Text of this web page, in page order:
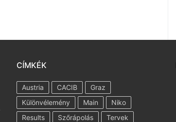
CÍMKÉK
Austria CACIB
Graz
Különvélemény
Main
Niko
Results
Szőrápolás
Tervek